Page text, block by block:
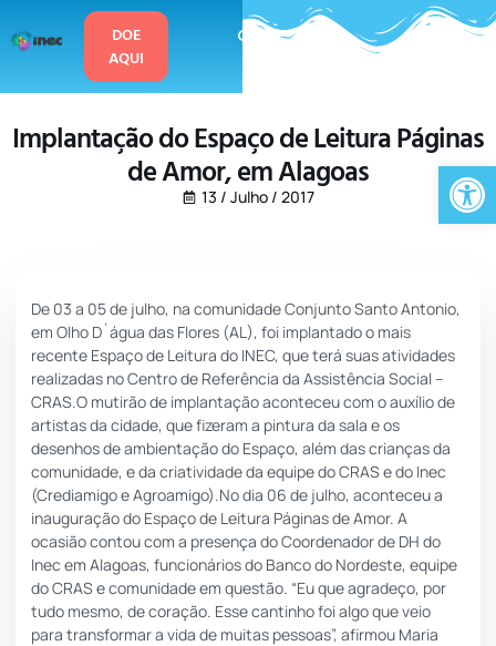
DOE
AQUI
Implantação do Espaço de Leitura Páginas
de Amor, em Alagoas
13 / Julho / 2017
De 03 a 05 de julho, na comunidade Conjunto Santo Antonio,
em Olho D´água das Flores (AL), foi implantado o mais
recente Espaço de Leitura do INEC, que terá suas atividades
realizadas no Centro de Referência da Assistência Social –
CRAS.O mutirão de implantação aconteceu com o auxílio de
artistas da cidade, que fizeram a pintura da sala e os
desenhos de ambientação do Espaço, além das crianças da
comunidade, e da criatividade da equipe do CRAS e do Inec
(Crediamigo e Agroamigo).No dia 06 de julho, aconteceu a
inauguração do Espaço de Leitura Páginas de Amor. A
ocasião contou com a presença do Coordenador de DH do
Inec em Alagoas, funcionários do Banco do Nordeste, equipe
do CRAS e comunidade em questão. “Eu que agradeço, por
tudo mesmo, de coração. Esse cantinho foi algo que veio
para transformar a vida de muitas pessoas”, afirmou Maria